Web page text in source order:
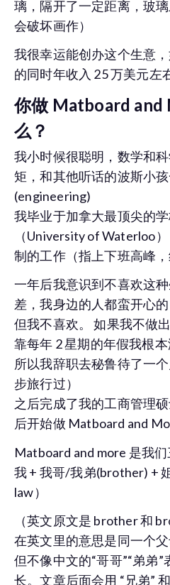
璃，隔开了一定距离，玻
会破坏画作）
我很幸运能创办这个生意
的同时年收入 25 万美元左
你做 Matboard and
么？
我小时候很聪明，数学和
矩，和其他听话的波斯小
(engineering)
我毕业于加拿大最顶尖的
（University of Waterloo
制的工作（指上下班高峰，
一年后我意识到不喜欢这
差，我身边的人都蛮开心
但我不喜欢。 如果我不做
靠每年 2 星期的年假我根
所以我辞职去秘鲁待了一
步旅行过）
之后完成了我的工商管理
后开始做 Matboard and
Matboard and more 是我们
我 + 我哥/我弟(brother) +
law）
（英文原文是 brother 和
在英文里的意思是同一个父
但不像中文的“哥哥”“弟弟
长。文章后面会用 “兄弟” 和